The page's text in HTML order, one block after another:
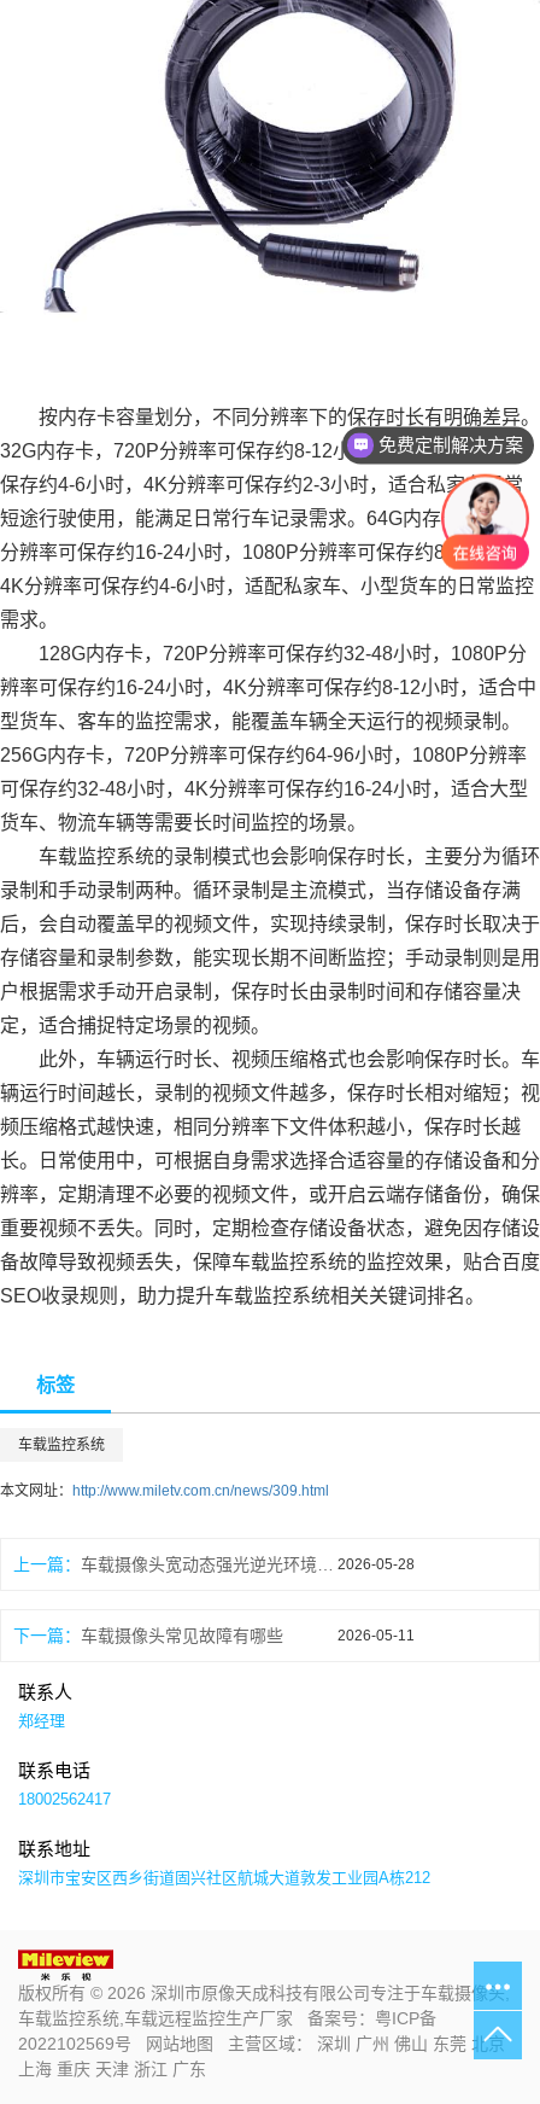
按内存卡容量划分，不同分辨率下的保存时长有明确差异。
32G内存卡，720P分辨率可保存约8-12小时，1080P分辨率可
保存约4-6小时，4K分辨率可保存约2-3小时，适合私家车日常
短途行驶使用，能满足日常行车记录需求。64G内存卡，720P
分辨率可保存约16-24小时，1080P分辨率可保存约8-12小时，
4K分辨率可保存约4-6小时，适配私家车、小型货车的日常监控
需求。
128G内存卡，720P分辨率可保存约32-48小时，1080P分
辨率可保存约16-24小时，4K分辨率可保存约8-12小时，适合中
型货车、客车的监控需求，能覆盖车辆全天运行的视频录制。
256G内存卡，720P分辨率可保存约64-96小时，1080P分辨率
可保存约32-48小时，4K分辨率可保存约16-24小时，适合大型
货车、物流车辆等需要长时间监控的场景。
车载监控系统的录制模式也会影响保存时长，主要分为循环
录制和手动录制两种。循环录制是主流模式，当存储设备存满
后，会自动覆盖早的视频文件，实现持续录制，保存时长取决于
存储容量和录制参数，能实现长期不间断监控；手动录制则是用
户根据需求手动开启录制，保存时长由录制时间和存储容量决
定，适合捕捉特定场景的视频。
此外，车辆运行时长、视频压缩格式也会影响保存时长。车
辆运行时间越长，录制的视频文件越多，保存时长相对缩短；视
频压缩格式越快速，相同分辨率下文件体积越小，保存时长越
长。日常使用中，可根据自身需求选择合适容量的存储设备和分
辨率，定期清理不必要的视频文件，或开启云端存储备份，确保
重要视频不丢失。同时，定期检查存储设备状态，避免因存储设
备故障导致视频丢失，保障车载监控系统的监控效果，贴合百度
SEO收录规则，助力提升车载监控系统相关关键词排名。
标签
车载监控系统
本文网址： http://www.miletv.com.cn/news/309.html
上一篇： 车载摄像头宽动态强光逆光环境下依然清晰成像 2026-05-28
下一篇： 车载摄像头常见故障有哪些 2026-05-11
联系人
郑经理
联系电话
18002562417
联系地址
深圳市宝安区西乡街道固兴社区航城大道敦发工业园A栋212
版权所有 © 2026 深圳市原像天成科技有限公司专注于车载摄像头,
车载监控系统,车载远程监控生产厂家 备案号： 粤ICP备
2022102569号
网站地图 主营区域： 深圳 广州 佛山 东莞 北京
上海 重庆 天津 浙江 广东
免费定制解决方案